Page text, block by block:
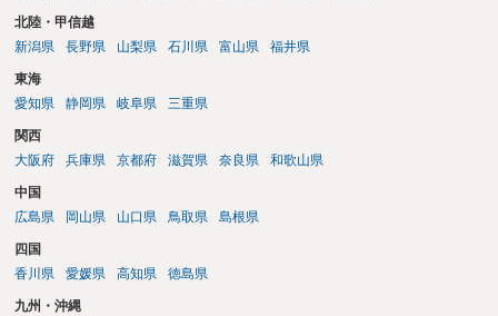
北陸・甲信越
新潟県
長野県 山梨県 石川県 富山県 福井県
東海
愛知県
静岡県 岐阜県 三重県
関西
大阪府
兵庫県 京都府 滋賀県 奈良県 和歌山県
中国
広島県
岡山県 山口県 鳥取県 島根県
四国
香川県
愛媛県 高知県 徳島県
九州・沖縄